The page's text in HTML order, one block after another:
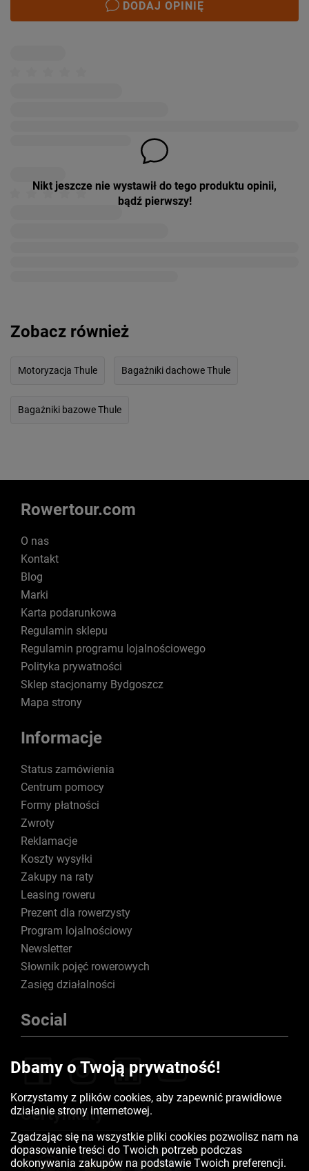
DODAJ OPINIĘ
Nikt jeszcze nie wystawił do tego produktu opinii,
bądź pierwszy!
Zobacz również
Motoryzacja Thule Bagażniki dachowe Thule
Bagażniki bazowe Thule
Rowertour.com
O nas
Kontakt
Blog
Marki
Karta podarunkowa
Regulamin sklepu
Regulamin programu lojalnościowego
Polityka prywatności
Sklep stacjonarny Bydgoszcz
Mapa strony
Informacje
Status zamówienia
Centrum pomocy
Formy płatności
Zwroty
Reklamacje
Koszty wysyłki
Zakupy na raty
Leasing roweru
Prezent dla rowerzysty
Program lojalnościowy
Newsletter
Słownik pojęć rowerowych
Zasięg działalności
Social
Certyfikaty
Dbamy o Twoją prywatność!
Korzystamy z plików cookies, aby zapewnić prawidłowe
działanie strony internetowej.
Zgadzając się na wszystkie pliki cookies pozwolisz nam na
dopasowanie treści do Twoich potrzeb podczas
dokonywania zakupów na podstawie Twoich preferencji.